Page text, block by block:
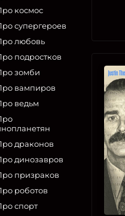
космос
супергероев
любовь
подростков
зомби
вампиров
ведьм
драконов
динозавров
призраков
роботов
спорт